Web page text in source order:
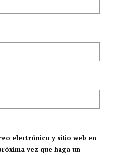
electrónico y sitio web en
vez que haga un